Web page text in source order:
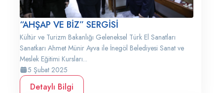
“AHŞAP VE BİZ” SERGİSİ
Kültür ve Turizm Bakanlığı Geleneksel Türk El Sanatları
Sanatkarı Ahmet Münir Ayva ile İnegöl Belediyesi Sanat ve
Meslek Eğitimi Kursları...
5 Şubat 2025
Detaylı Bilgi